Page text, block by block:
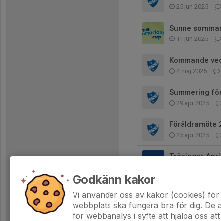
25 jun 2025
Sunne
11 jun 2025
Kommande
4 maj 2025
Summering
29 apr 2025
Föräldramöte
25 apr 2025
Träningar
13 mar 2025
Godkänn kakor
Vi använder oss av kakor (cookies)
webbplats ska fungera bra för dig. De
för webbanalys i syfte att hjälpa oss